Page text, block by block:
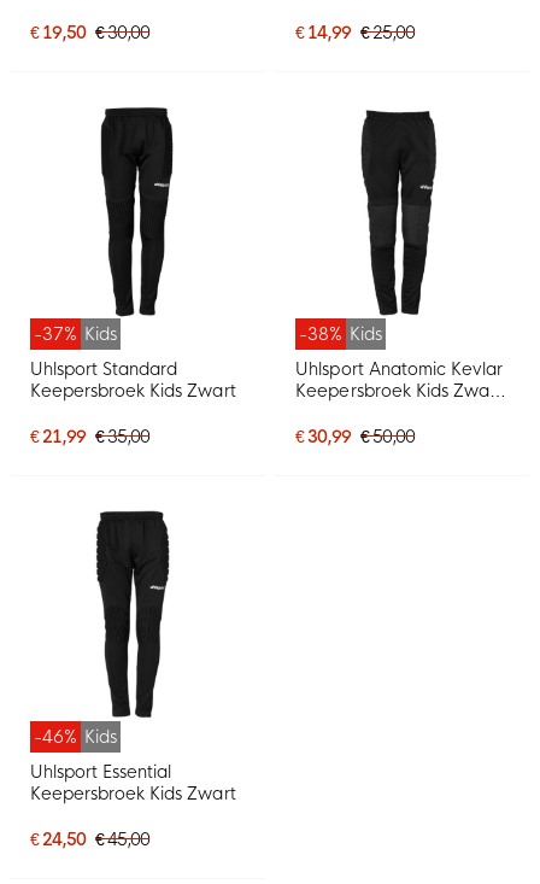
€ 19,50 € 30,00
€ 14,99 € 25,00
-37% Kids
Uhlsport Standard
Keepersbroek Kids Zwart
€ 21,99 € 35,00
-38% Kids
Uhlsport Anatomic Kevlar
Keepersbroek Kids Zwart
€ 30,99 € 50,00
-46% Kids
Uhlsport Essential
Keepersbroek Kids Zwart
€ 24,50 € 45,00